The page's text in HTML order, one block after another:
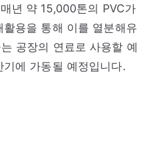
년 약 15,000톤의 PVC가
용을 통해 이를 열분해유
공장의 연료로 사용할 예
에 가동될 예정입니다.